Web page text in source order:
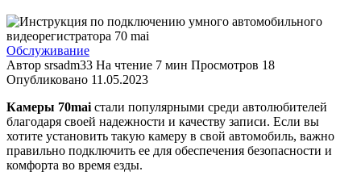
Обслуживание
Автор srsadm33 На чтение 7 мин Просмотров 18
Опубликовано 11.05.2023
Камеры 70mai стали популярными среди автолюбителей
благодаря своей надежности и качеству записи. Если вы
хотите установить такую камеру в свой автомобиль, важно
правильно подключить ее для обеспечения безопасности и
комфорта во время езды.